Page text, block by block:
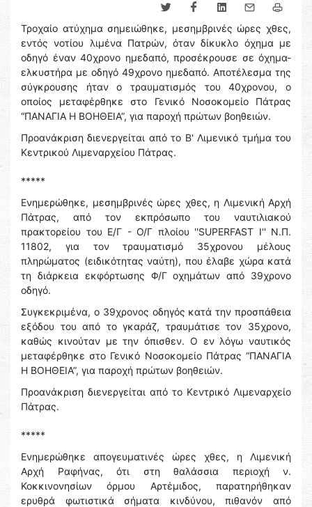
Τροχαίο ατύχημα σημειώθηκε, μεσημβρινές ώρες χθες,
εντός νοτίου λιμένα Πατρών, όταν δίκυκλο όχημα με
οδηγό έναν 40χρονο ημεδαπό, προσέκρουσε σε όχημα-
ελκυστήρα με οδηγό 49χρονο ημεδαπό. Αποτέλεσμα της
σύγκρουσης ήταν ο τραυματισμός του 40χρονου, ο
οποίος μεταφέρθηκε στο Γενικό Νοσοκομείο Πάτρας
“ΠΑΝΑΓΙΑ Η ΒΟΗΘΕΙΑ”, για παροχή πρώτων βοηθειών.
Προανάκριση διενεργείται από το Β' Λιμενικό τμήμα του
Κεντρικού Λιμεναρχείου Πάτρας.
*****
Ενημερώθηκε, μεσημβρινές ώρες χθες, η Λιμενική Αρχή
Πάτρας, από τον εκπρόσωπο του ναυτιλιακού
πρακτορείου του Ε/Γ - Ο/Γ πλοίου ''SUPERFAST I'' Ν.Π.
11802, για τον τραυματισμό 35χρονου μέλους
πληρώματος (ειδικότητας ναύτη), που έλαβε χώρα κατά
τη διάρκεια εκφόρτωσης Φ/Γ οχημάτων από 39χρονο
οδηγό.
Συγκεκριμένα, ο 39χρονος οδηγός κατά την προσπάθεια
εξόδου του από το γκαράζ, τραυμάτισε τον 35χρονο,
καθώς κινούταν με την όπισθεν. Ο εν λόγω ναυτικός
μεταφέρθηκε στο Γενικό Νοσοκομείο Πάτρας “ΠΑΝΑΓΙΑ
Η ΒΟΗΘΕΙΑ”, για παροχή πρώτων βοηθειών.
Προανάκριση διενεργείται από το Κεντρικό Λιμεναρχείο
Πάτρας.
*****
Ενημερώθηκε απογευματινές ώρες χθες, η Λιμενική
Αρχή Ραφήνας, ότι στη θαλάσσια περιοχή ν.
Κοκκινονησίων όρμου Αρτέμιδος, παρατηρήθηκαν
ερυθρά φωτιστικά σήματα κινδύνου, πιθανόν από